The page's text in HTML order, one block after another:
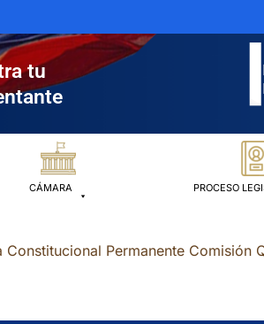
tu
CÁMARA PROCESO
Constitucional Permanente